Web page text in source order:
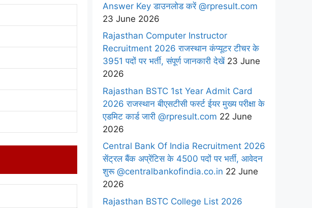
Answer Key डाउनलोड करें @rpresult.com
23 June 2026
Rajasthan Computer Instructor
Recruitment 2026 राजस्थान कंप्यूटर टीचर के
3951 पदों पर भर्ती, संपूर्ण जानकारी देखें23 June
2026
Rajasthan BSTC 1st Year Admit Card
2026 राजस्थान बीएसटीसी फर्स्ट ईयर मुख्य परीक्षा के
एडमिट कार्ड जारी @rpresult.com 22 June
2026
Central Bank Of India Recruitment 2026
सेंट्रल बैंक अप्रेंटिस के 4500 पदों पर भर्ती, आवेदन
शुरू @centralbankofindia.co.in 22 June
2026
Rajasthan BSTC College List 2026